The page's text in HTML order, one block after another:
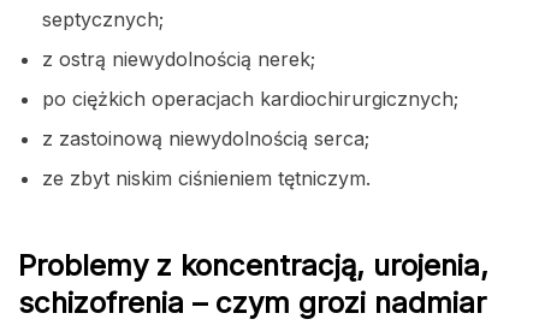
septycznych;
z ostrą niewydolnością nerek;
po ciężkich operacjach kardiochirurgicznych;
z zastoinową niewydolnością serca;
ze zbyt niskim ciśnieniem tętniczym.
Problemy z koncentracją, urojenia,
schizofrenia – czym grozi nadmiar